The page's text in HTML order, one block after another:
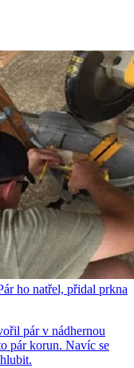
ho natřel, přidal prkna
pár v nádhernou
pár korun. Navíc se